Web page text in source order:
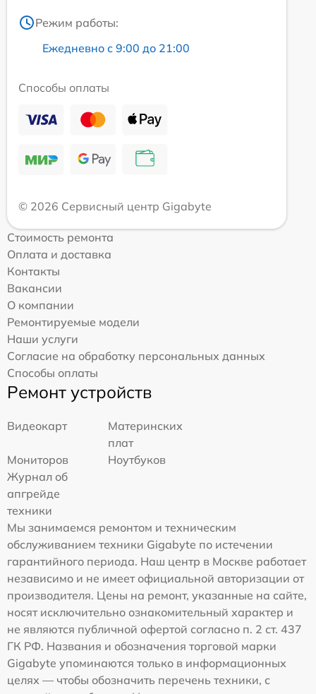
Режим работы:
Ежедневно с 9:00 до 21:00
Способы оплаты
© 2026 Сервисный центр Gigabyte
Стоимость ремонта
Оплата и доставка
Контакты
Вакансии
О компании
Ремонтируемые модели
Наши услуги
Согласие на обработку персональных данных
Способы оплаты
Ремонт устройств
Видеокарт
Материнских
плат
Мониторов
Ноутбуков
Журнал об
апгрейде
техники
Мы занимаемся ремонтом и техническим
обслуживанием техники Gigabyte по истечении
гарантийного периода. Наш центр в Москве работает
независимо и не имеет официальной авторизации от
производителя. Цены на ремонт, указанные на сайте,
носят исключительно ознакомительный характер и
не являются публичной офертой согласно п. 2 ст. 437
ГК РФ. Названия и обозначения торговой марки
Gigabyte упоминаются только в информационных
целях — чтобы обозначить перечень техники, с